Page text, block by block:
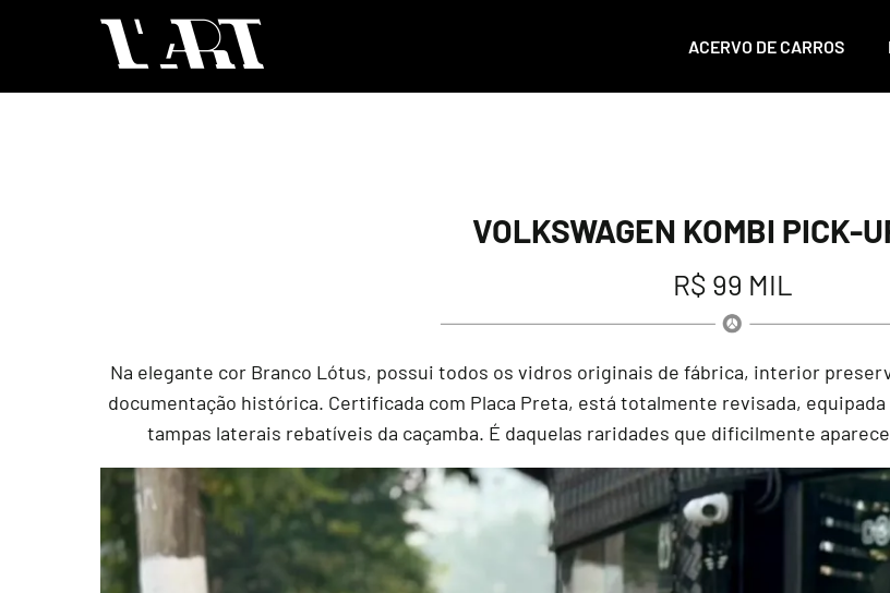
ACERVO DE CARROS
VOLKSWAGEN KOMBI PICK-
R$ 99 MIL
Na elegante cor Branco Lótus, possui todos os vidros originais de fábrica, interior
documentação histórica. Certificada com Placa Preta, está totalmente revisada,
tampas laterais rebatíveis da caçamba. É daquelas raridades que dificilmente